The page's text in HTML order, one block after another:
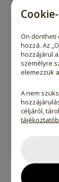
Só
Ön döntheti
hozzá. Az
hozzájárul
személyre
elemezzük
A nem
céljáról,